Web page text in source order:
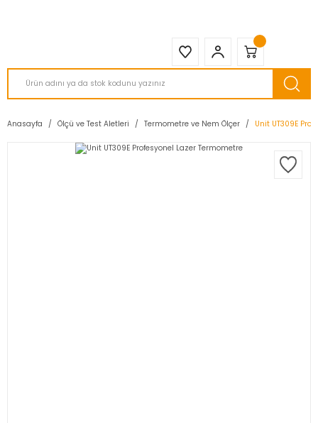
Anasayfa Ölçü ve Test Aletleri Termometre ve Nem Ölçer Unit UT309E